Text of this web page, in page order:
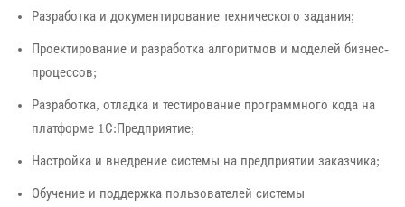
Разработка и документирование технического задания;
Проектирование и разработка алгоритмов и моделей бизнес-
процессов;
Разработка, отладка и тестирование программного кода на
платформе 1С:Предприятие;
Настройка и внедрение системы на предприятии заказчика;
Обучение и поддержка пользователей системы